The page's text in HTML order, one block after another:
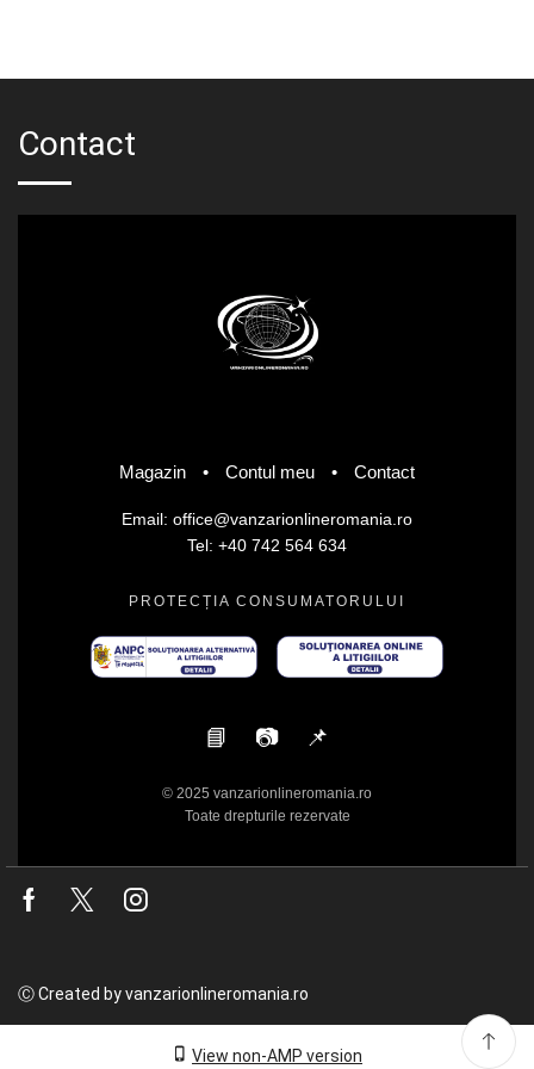
Contact
Magazin • Contul meu • Contact
Email: office@vanzarionlineromania.ro
Tel: +40 742 564 634
PROTECȚIA CONSUMATORULUI
📘 📷 📌
© 2025 vanzarionlineromania.ro
Toate drepturile rezervate
Facebook
Twitter
Ⓒ Created by vanzarionlineromania.ro
View non-AMP version